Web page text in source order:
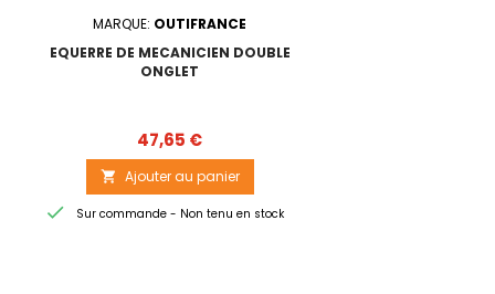
MARQUE: OUTIFRANCE
EQUERRE DE MECANICIEN DOUBLE
ONGLET
Prix
47,65 €
 Ajouter au panier
 Sur commande - Non tenu en stock